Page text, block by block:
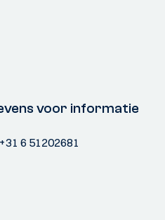
voor informatie
6 51202681